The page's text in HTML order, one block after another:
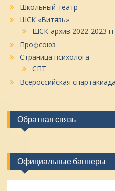
Школьный театр
ШСК «Витязь»
ШСК-архив 2022-2023 гг
Профсоюз
Страница психолога
СПТ
Всероссийская
Обратная связь
Официальные баннеры